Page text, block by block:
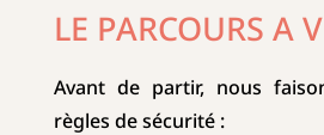
LE PARCOURS A
Avant de partir, nous
règles de sécurité :